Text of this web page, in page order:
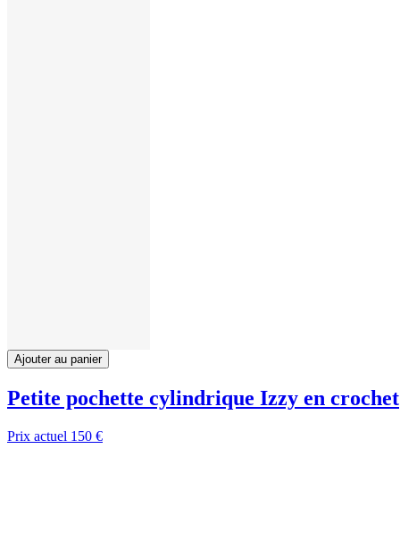
Ajouter au panier
Petite pochette cylindrique Izzy en crochet
Prix actuel 150 €